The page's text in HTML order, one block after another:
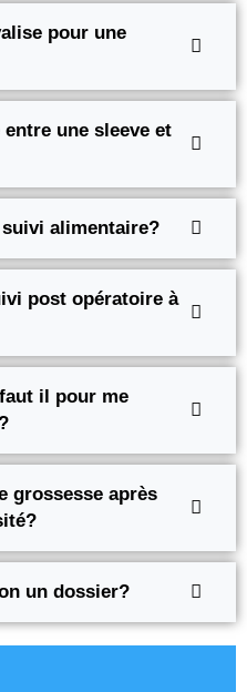
pour une
une sleeve et
alimentaire?
post opératoire à
il pour me
grossesse après
un dossier?